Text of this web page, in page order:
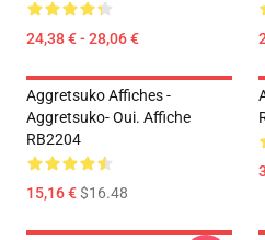
24,38 € - 28,06 €
Aggretsuko Affiches -
Aggretsuko- Oui. Affiche
RB2204
15,16 €$16.48